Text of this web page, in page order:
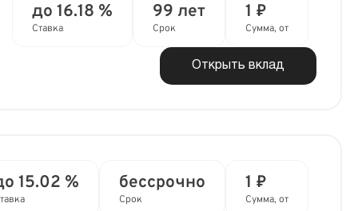
до 16.18 %
Ставка
99 лет
Срок
1 ₽
Сумма, от
Открыть вклад
15.02 % бессрочно
Срок
1 ₽
Сумма, от